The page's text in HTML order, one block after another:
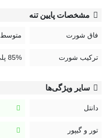
828
راهنمای نگهداری محصولات Neev:
مشخصات پایین تنه
فاق شورت متوسط
ترکیب شورت 85% پلی آمید، 15% الستین
سایر ویژگی‌ها
دانتل
تور و گیپور